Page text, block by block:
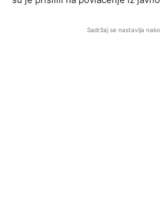
Sadržaj se nastavlja